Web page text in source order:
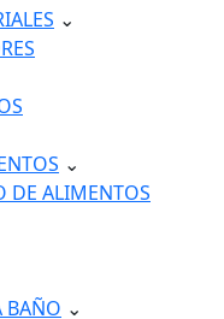
⌄
⌄
DE ALIMENTOS
BAÑO ⌄